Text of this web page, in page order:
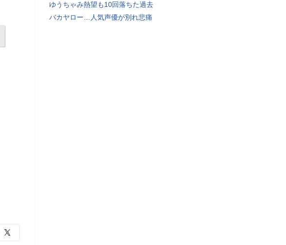
ゆうちゃみ熱望も10回落ちた過去
バカヤロー…人気声優が別れ悲痛